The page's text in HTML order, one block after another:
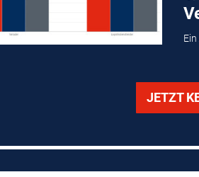
JETZT